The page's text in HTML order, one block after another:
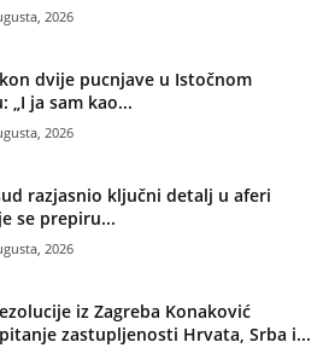
2026
dvije pucnjave u Istočnom
„I ja sam kao...
2026
razjasnio ključni detalj u aferi
se prepiru...
2026
iz Zagreba Konaković
zastupljenosti Hrvata, Srba i...